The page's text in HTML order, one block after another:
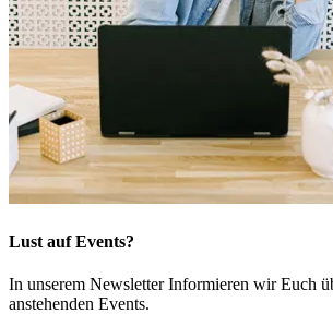
Lust auf Events?
In unserem Newsletter Informieren wir Euch
anstehenden Events.